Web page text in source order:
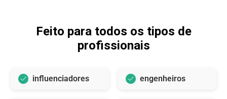
Feito para todos os tipos de
profissionais
influenciadores engenheiros